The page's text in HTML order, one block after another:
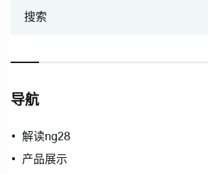
搜索
导航
解读ng28
产品展示